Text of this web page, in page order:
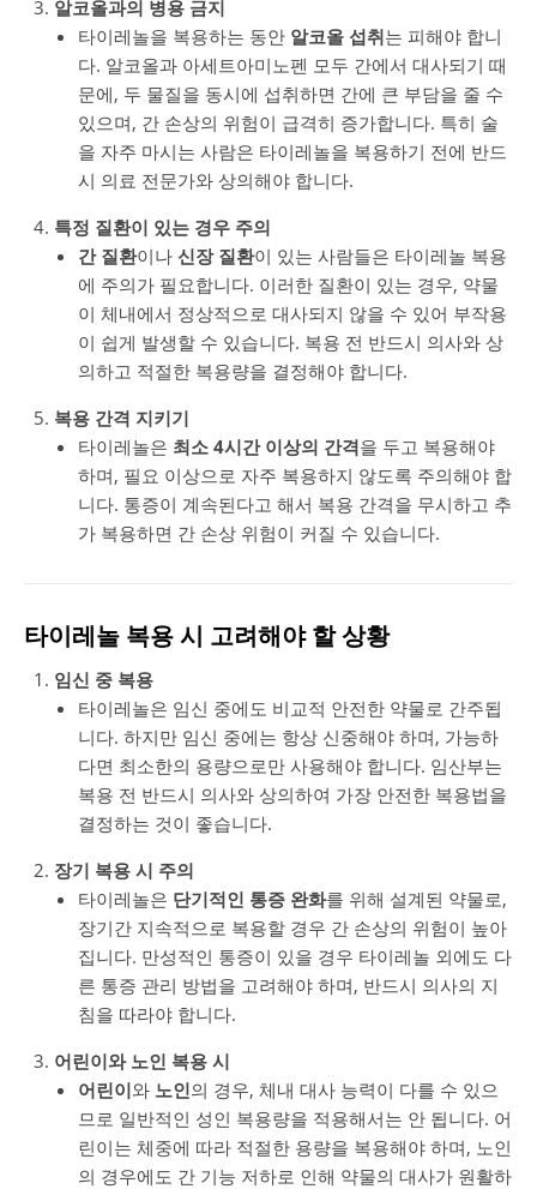
알코올과의 병용 금지
타이레놀을 복용하는 동안 알코올 섭취는 피해야 합니
다. 알코올과 아세트아미노펜 모두 간에서 대사되기 때
문에, 두 물질을 동시에 섭취하면 간에 큰 부담을 줄 수
있으며, 간 손상의 위험이 급격히 증가합니다. 특히 술
을 자주 마시는 사람은 타이레놀을 복용하기 전에 반드
시 의료 전문가와 상의해야 합니다.
특정 질환이 있는 경우 주의
간 질환이나 신장 질환이 있는 사람들은 타이레놀 복용
에 주의가 필요합니다. 이러한 질환이 있는 경우, 약물
이 체내에서 정상적으로 대사되지 않을 수 있어 부작용
이 쉽게 발생할 수 있습니다. 복용 전 반드시 의사와 상
의하고 적절한 복용량을 결정해야 합니다.
복용 간격 지키기
타이레놀은 최소 4시간 이상의 간격을 두고 복용해야
하며, 필요 이상으로 자주 복용하지 않도록 주의해야 합
니다. 통증이 계속된다고 해서 복용 간격을 무시하고 추
가 복용하면 간 손상 위험이 커질 수 있습니다.
타이레놀 복용 시 고려해야 할 상황
임신 중 복용
타이레놀은 임신 중에도 비교적 안전한 약물로 간주됩
니다. 하지만 임신 중에는 항상 신중해야 하며, 가능하
다면 최소한의 용량으로만 사용해야 합니다. 임산부는
복용 전 반드시 의사와 상의하여 가장 안전한 복용법을
결정하는 것이 좋습니다.
장기 복용 시 주의
타이레놀은 단기적인 통증 완화를 위해 설계된 약물로,
장기간 지속적으로 복용할 경우 간 손상의 위험이 높아
집니다. 만성적인 통증이 있을 경우 타이레놀 외에도 다
른 통증 관리 방법을 고려해야 하며, 반드시 의사의 지
침을 따라야 합니다.
어린이와 노인 복용 시
어린이와 노인의 경우, 체내 대사 능력이 다를 수 있으
므로 일반적인 성인 복용량을 적용해서는 안 됩니다. 어
린이는 체중에 따라 적절한 용량을 복용해야 하며, 노인
의 경우에도 간 기능 저하로 인해 약물의 대사가 원활하